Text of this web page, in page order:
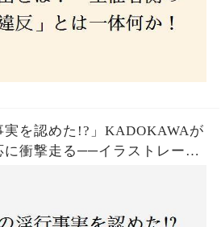
実を認めた!?」KADOKAWAが
に衝撃走る──イラストレータ